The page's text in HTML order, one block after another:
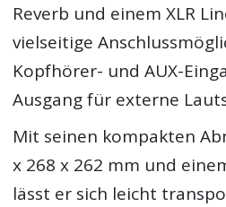
Reverb und einem XLR
vielseitige
Kopfhörer- und AUX-
Ausgang für externe
Mit seinen kompakten
x 268 x 262 mm und
lässt er sich leicht